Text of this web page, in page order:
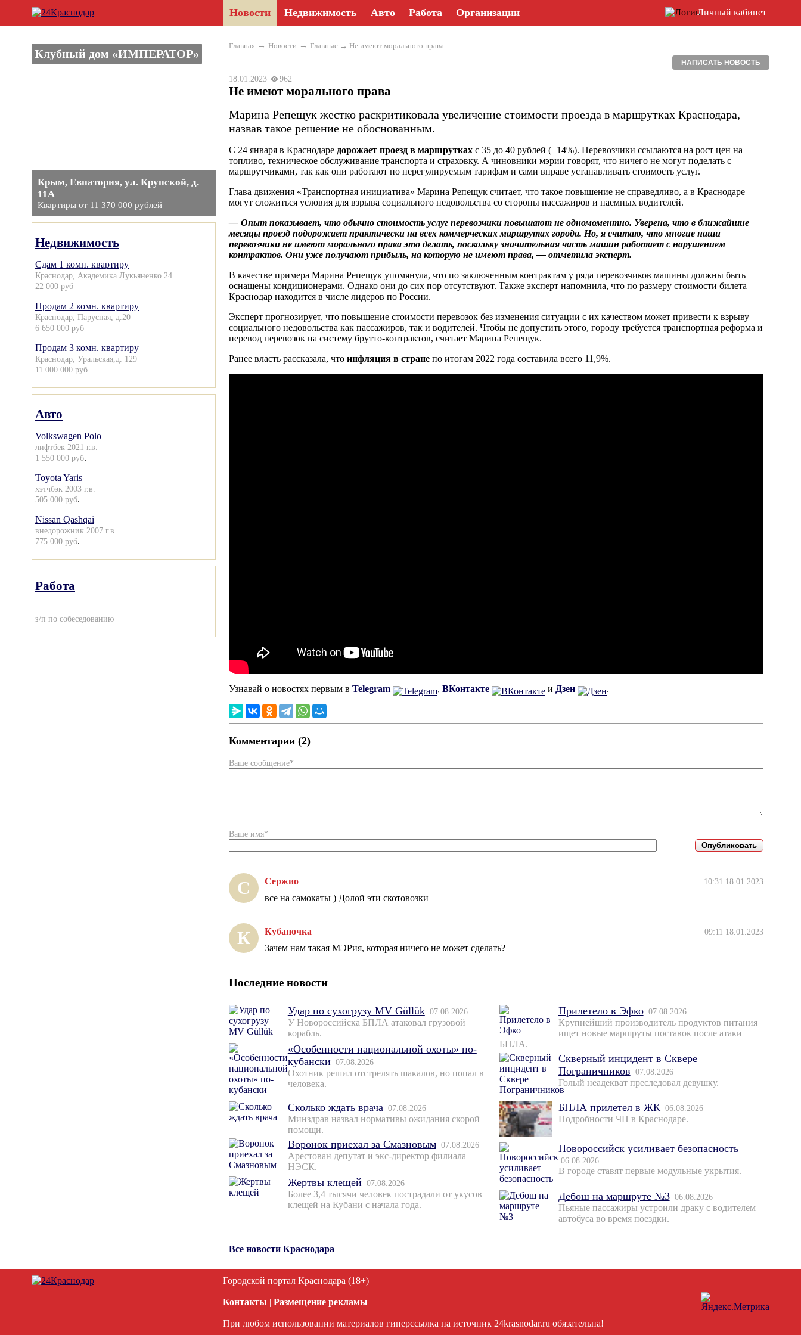
Новости Недвижимость Авто Работа Организации Личный кабинет
Клубный дом «ИМПЕРАТОР»
Крым, Евпатория, ул. Крупской, д.
11А
Квартиры от 11 370 000 рублей
Недвижимость
Сдам 1 комн. квартиру
Краснодар, Академика Лукьяненко 24
22 000 руб
Продам 2 комн. квартиру
Краснодар, Парусная, д.20
6 650 000 руб
Продам 3 комн. квартиру
Краснодар, Уральская,д. 129
11 000 000 руб
Авто
Volkswagen Polo
лифтбек 2021 г.в.
1 550 000 руб.
Toyota Yaris
хэтчбэк 2003 г.в.
505 000 руб.
Nissan Qashqai
внедорожник 2007 г.в.
775 000 руб.
Работа
з/п по собеседованию
Главная → Новости → Главные → Не имеют морального права
НАПИСАТЬ НОВОСТЬ
18.01.2023 962
Не имеют морального права
Марина Репещук жестко раскритиковала увеличение стоимости проезда в маршрутках Краснодара,
назвав такое решение не обоснованным.
C 24 января в Краснодаре дорожает проезд в маршрутках с 35 до 40 рублей (+14%). Перевозчики ссылаются на рост цен на
топливо, техническое обслуживание транспорта и страховку. А чиновники мэрии говорят, что ничего не могут поделать с
маршрутчиками, так как они работают по нерегулируемым тарифам и сами вправе устанавливать стоимость услуг.
Глава движения «Транспортная инициатива» Марина Репещук считает, что такое повышение не справедливо, а в Краснодаре
могут сложиться условия для взрыва социального недовольства со стороны пассажиров и наемных водителей.
— Опыт показывает, что обычно стоимость услуг перевозчики повышают не одномоментно. Уверена, что в ближайшие
месяцы проезд подорожает практически на всех коммерческих маршрутах города. Но, я считаю, что многие наши
перевозчики не имеют морального права это делать, поскольку значительная часть машин работает с нарушением
контрактов. Они уже получают прибыль, на которую не имеют права, — отметила эксперт.
В качестве примера Марина Репещук упомянула, что по заключенным контрактам у ряда перевозчиков машины должны быть
оснащены кондиционерами. Однако они до сих пор отсутствуют. Также эксперт напомнила, что по размеру стоимости билета
Краснодар находится в числе лидеров по России.
Эксперт прогнозирует, что повышение стоимости перевозок без изменения ситуации с их качеством может привести к взрыву
социального недовольства как пассажиров, так и водителей. Чтобы не допустить этого, городу требуется транспортная реформа и
перевод перевозок на систему брутто-контрактов, считает Марина Репещук.
Ранее власть рассказала, что инфляция в стране по итогам 2022 года составила всего 11,9%.
Узнавай о новостях первым в Telegram , ВКонтакте и Дзен .
Комментарии (2)
Ваше сообщение*
Ваше имя*
С Сержио 10:31 18.01.2023
все на самокаты ) Долой эти скотовозки
К Кубаночка 09:11 18.01.2023
Зачем нам такая МЭРия, которая ничего не может сделать?
Последние новости
Удар по сухогрузу MV Güllük 07.08.2026
У Новороссийска БПЛА атаковал грузовой
корабль.
«Особенности национальной охоты» по-
кубански 07.08.2026
Охотник решил отстрелять шакалов, но попал в
человека.
Сколько ждать врача 07.08.2026
Минздрав назвал нормативы ожидания скорой
помощи.
Воронок приехал за Смазновым 07.08.2026
Арестован депутат и экс-директор филиала
НЭСК.
Жертвы клещей 07.08.2026
Более 3,4 тысячи человек пострадали от укусов
клещей на Кубани с начала года.
Прилетело в Эфко 07.08.2026
Крупнейший производитель продуктов питания
ищет новые маршруты поставок после атаки
БПЛА.
Скверный инцидент в Сквере
Пограничников 07.08.2026
Голый неадекват преследовал девушку.
БПЛА прилетел в ЖК 06.08.2026
Подробности ЧП в Краснодаре.
Новороссийск усиливает безопасность
06.08.2026
В городе ставят первые модульные укрытия.
Дебош на маршруте №3 06.08.2026
Пьяные пассажиры устроили драку с водителем
автобуса во время поездки.
Все новости Краснодара
Городской портал Краснодара (18+)
Контакты | Размещение рекламы
При любом использовании материалов гиперссылка на источник 24krasnodar.ru обязательна!